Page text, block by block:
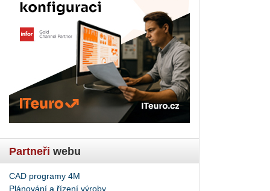
Partneři webu
CAD programy 4M
Plánování a řízení výroby